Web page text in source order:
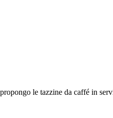
le tazzine da caffé in